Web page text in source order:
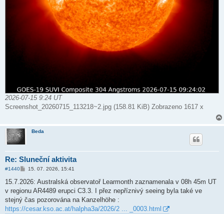
2026-07-15 9:24 UT
Screenshot_20260715_113218~2.jpg (158.81 KiB) Zobrazeno 1617 x
Beda
Re: Sluneční aktivita
#1440
P
í
p
ě
e
15. 07. 2026, 15:41
15.7.2026: Australská observatoř Learmonth zaznamenala v 08h 45m UT
v regionu AR4489 erupci C3.3. I přez nepříznivý seeing byla také ve
stejný čas pozorována na Kanzelhöhe :
https://cesar.kso.ac.at/halpha3a/2026/2 ... _0003.html